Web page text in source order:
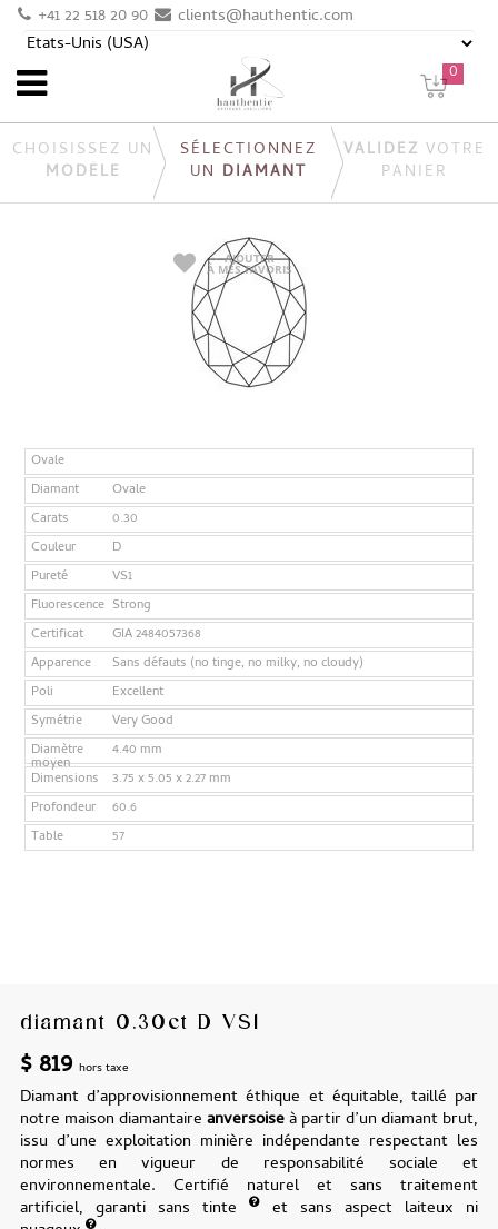
+41 22 518 20 90 clients@hauthentic.com
0
CHOISISSEZ UN
MODÈLE
SÉLECTIONNEZ
UN DIAMANT
VALIDEZ VOTRE
PANIER
AJOUTER
À MES FAVORIS
Ovale
Diamant
Ovale
Carats
0.30
Couleur
D
Pureté
VS1
Fluorescence Strong
Certificat
GIA 2484057368
Apparence
Sans défauts (no tinge, no milky, no cloudy)
Poli
Excellent
Symétrie
Very Good
Diamètre
moyen
4.40 mm
Dimensions
3.75 x 5.05 x 2.27 mm
Profondeur
60.6
Table
57
diamant 0.30ct D VS1
$819 hors taxe
Diamant d’approvisionnement éthique et équitable, taillé par
notre maison diamantaire anversoiseà partir d’un diamant brut,
issu d’une exploitation minière indépendante respectant les
normes en vigueur de responsabilité sociale et
environnementale. Certifié naturel et sans traitement
artificiel, garanti sans tinte
et sans aspect laiteux ni